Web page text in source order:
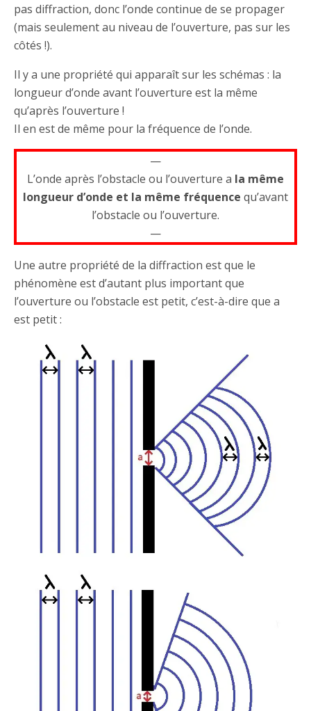
pas diffraction, donc l’onde continue de se propager
(mais seulement au niveau de l’ouverture, pas sur les
côtés !).
Il y a une propriété qui apparaît sur les schémas : la
longueur d’onde avant l’ouverture est la même
qu’après l’ouverture !
Il en est de même pour la fréquence de l’onde.
—
L’onde après l’obstacle ou l’ouverture a la même
longueur d’onde et la même fréquence qu’avant
l’obstacle ou l’ouverture.
—
Une autre propriété de la diffraction est que le
phénomène est d’autant plus important que
l’ouverture ou l’obstacle est petit, c’est-à-dire que a
est petit :